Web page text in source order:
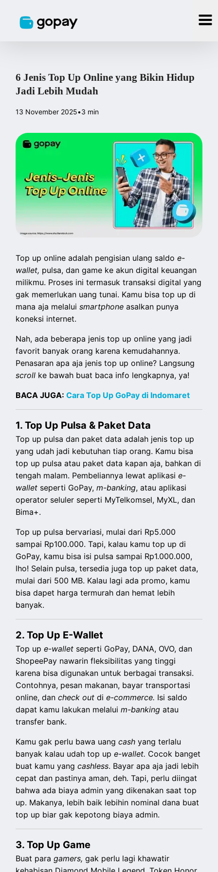
6 Jenis Top Up Online yang Bikin Hidup
Jadi Lebih Mudah
13 November 2025•3 min
Top up online adalah pengisian ulang saldoe-
wallet, pulsa, dan game ke akun digital keuangan
milikmu. Proses ini termasuk transaksi digital yang
gak memerlukan uang tunai. Kamu bisa top up di
mana aja melaluismartphone asalkan punya
koneksi internet.
Nah, ada beberapa jenis top up online yang jadi
favorit banyak orang karena kemudahannya.
Penasaran apa aja jenis top up online? Langsung
scroll ke bawah buat baca info lengkapnya, ya!
BACA JUGA:Cara Top Up GoPay di Indomaret
1. Top Up Pulsa & Paket Data
Top up pulsa dan paket data adalah jenis top up
yang udah jadi kebutuhan tiap orang. Kamu bisa
top up pulsa atau paket data kapan aja, bahkan di
tengah malam. Pembeliannya lewat aplikasie-
wallet seperti GoPay,m-banking, atau aplikasi
operator seluler seperti MyTelkomsel, MyXL, dan
Bima+.
Top up pulsa bervariasi, mulai dari Rp5.000
sampai Rp100.000. Tapi, kalau kamu top up di
GoPay, kamu bisa isi pulsa sampai Rp1.000.000,
lho! Selain pulsa, tersedia juga top up paket data,
mulai dari 500 MB. Kalau lagi ada promo, kamu
bisa dapet harga termurah dan hemat lebih
banyak.
2. Top Up E-Wallet
Top upe-wallet seperti GoPay, DANA, OVO, dan
ShopeePay nawarin fleksibilitas yang tinggi
karena bisa digunakan untuk berbagai transaksi.
Contohnya, pesan makanan, bayar transportasi
online, dancheck outdie-commerce. Isi saldo
dapat kamu lakukan melaluim-bankingatau
transfer bank.
Kamu gak perlu bawa uangcashyang terlalu
banyak kalau udah top upe-wallet. Cocok banget
buat kamu yangcashless. Bayar apa aja jadi lebih
cepat dan pastinya aman, deh. Tapi, perlu diingat
bahwa ada biaya admin yang dikenakan saat top
up. Makanya, lebih baik lebihin nominal dana buat
top up biar gak kepotong biaya admin.
3. Top Up Game
Buat paragamers,gak perlu lagi khawatir